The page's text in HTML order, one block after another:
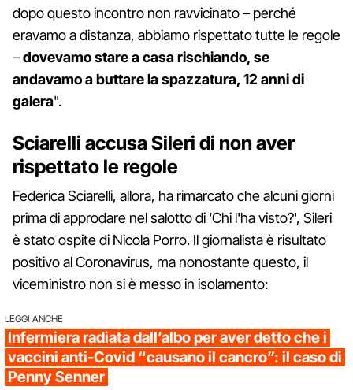
dopo questo incontro non ravvicinato – perché
eravamo a distanza, abbiamo rispettato tutte le regole
–dovevamo stare a casa rischiando, se
andavamo a buttare la spazzatura, 12 anni di
galera".
Sciarelli accusa Sileri di non aver
rispettato le regole
Federica Sciarelli, allora, ha rimarcato che alcuni giorni
prima di approdare nel salotto di ‘Chi l'ha visto?', Sileri
è stato ospite di Nicola Porro. Il giornalista è risultato
positivo al Coronavirus, ma nonostante questo, il
viceministro non si è messo in isolamento:
LEGGI ANCHE
Infermiera radiata dall’albo per aver detto che i
vaccini anti-Covid “causano il cancro”: il caso di
Penny Senner